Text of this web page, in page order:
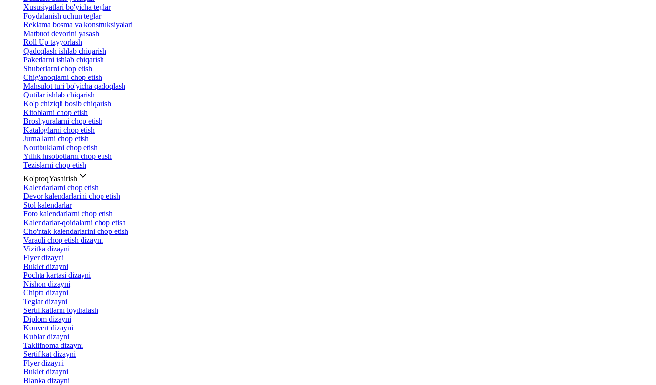
Xususiyatlari bo'yicha teglar
Foydalanish uchun teglar
Reklama bosma va konstruksiyalari
Matbuot devorini yasash
Roll Up tayyorlash
Qadoqlash ishlab chiqarish
Paketlarni ishlab chiqarish
Shuberlarni chop etish
Chig'anoqlarni chop etish
Mahsulot turi bo'yicha qadoqlash
Qutilar ishlab chiqarish
Ko'p chiziqli bosib chiqarish
Kitoblarni chop etish
Broshyuralarni chop etish
Kataloglarni chop etish
Jurnallarni chop etish
Noutbuklarni chop etish
Yillik hisobotlarni chop etish
Tezislarni chop etish
Ko'proqYashirish
Kalendarlarni chop etish
Devor kalendarlarini chop etish
Stol kalendarlar
Foto kalendarlarni chop etish
Kalendarlar-qoidalarni chop etish
Cho'ntak kalendarlarini chop etish
Varaqli chop etish dizayni
Vizitka dizayni
Flyer dizayni
Buklet dizayni
Pochta kartasi dizayni
Nishon dizayni
Chipta dizayni
Teglar dizayni
Sertifikatlarni loyihalash
Diplom dizayni
Konvert dizayni
Kublar dizayni
Taklifnoma dizayni
Sertifikat dizayni
Flyer dizayni
Buklet dizayni
Blanka dizayni